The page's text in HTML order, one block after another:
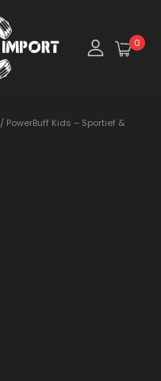
0
/ PowerBuff Kids – Sportief &